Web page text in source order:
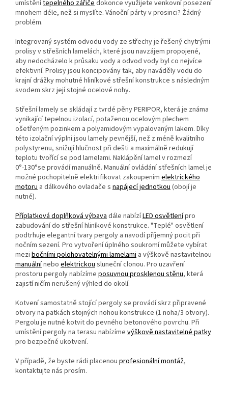
umístěnítepelného zářiče dokonce využijete venkovní posezení
mnohem déle, než si myslíte. Vánoční párty v prosinci? Žádný
problém.
Integrovaný systém odvodu vody ze střechy je řešený chytrými
prolisy v střešních lamelách, které jsou navzájem propojené,
aby nedocházelo k průsaku vody a odvod vody byl co nejvíce
efektivní. Prolisy jsou koncipovány tak, aby naváděly vodu do
krajní drážky mohutné hliníkové střešní konstrukce s následným
svodem skrz její stojné ocelové nohy.
Střešní lamely se skládají z tvrdé pěny PERIPOR, která je známa
vynikající tepelnou izolací, potaženou ocelovým plechem
ošetřeným pozinkem a polyamidovým vypalovaným lakem. Díky
této izolační výplni jsou lamely pevnější, než z méně kvalitního
polystyrenu, snižují hlučnost při dešti a maximálně redukují
teplotu tvořící se pod lamelami. Naklápění lamel v rozmezí
0°-130°se provádí manuálně. Manuální ovládání střešních lamel je
možné pochopitelně elektrifikovat zakoupením elektrického
motoru a dálkového ovladače s napájecí jednotkou (obojí je
nutné).
Příplatková doplňková výbava dále nabízíLED osvětlenípro
zabudování do střešní hliníkové konstrukce. "Teplé" osvětlení
podtrhuje elegantní tvary pergoly a navodí příjemný pocit při
nočním sezení. Pro vytvoření úplného soukromí můžete vybírat
mezi bočními polohovatelnými lamelami a výškově nastavitelnou
manuálnínebo elektrickou sluneční clonou. Pro uzavření
prostoru pergoly nabízíme posuvnou prosklenou stěnu, která
zajistí ničím nerušený výhled do okolí.
Kotvení samostatně stojící pergoly se provádí skrz připravené
otvory na patkách stojných nohou konstrukce (1 noha/3 otvory).
Pergolu je nutné kotvit do pevného betonového povrchu. Při
umístění pergoly na terasu nabízíme výškově nastavitelné patky
pro bezpečné ukotvení.
V případě, že byste rádi placenou profesionální montáž,
kontaktujte nás prosím.